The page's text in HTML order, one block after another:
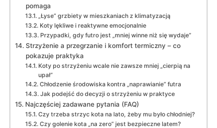
pomaga
„Łyse” grzbiety w mieszkaniach z klimatyzacją
Koty lękliwe i reaktywne emocjonalnie
Przypadki, gdy futro jest „mniej winne niż się wydaje”
Strzyżenie a przegrzanie i komfort termiczny – co
pokazuje praktyka
Koty po strzyżeniu wcale nie zawsze mniej „cierpią na
upał”
Chłodzenie środowiska kontra „naprawianie” futra
Jak podejść do decyzji o strzyżeniu w praktyce
Najczęściej zadawane pytania (FAQ)
Czy trzeba strzyc kota na lato, żeby mu było chłodniej?
Czy golenie kota „na zero” jest bezpieczne latem?